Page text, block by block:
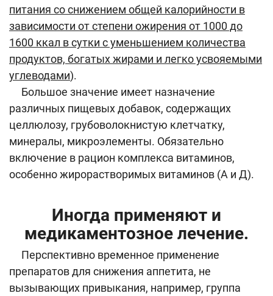
питания со снижением общей калорийности в
зависимости от степени ожирения от 1000 до
1600 ккал в сутки с уменьшением количества
продуктов, богатых жирами и легко усвояемыми
углеводами).
Большое значение имеет назначение
различных пищевых добавок, содержащих
целлюлозу, грубоволокнистую клетчатку,
минералы, микроэлементы. Обязательно
включение в рацион комплекса витаминов,
особенно жирорастворимых витаминов (А и Д).
Иногда применяют и
медикаментозное лечение.
Перспективно временное применение
препаратов для снижения аппетита, не
вызывающих привыкания, например, группа